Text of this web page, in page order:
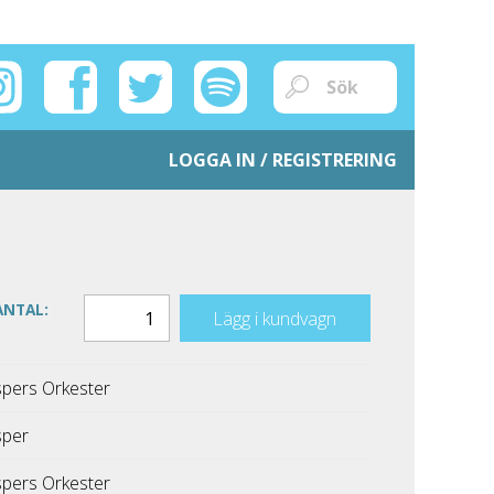
LOGGA IN / REGISTRERING
Lägg i kundvagn
Orkester
Orkester